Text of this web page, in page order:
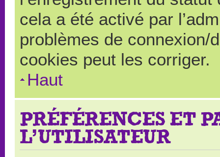
cela a été activé par
problèmes de connexion/
cookies peut les corriger.
Haut
PRÉFÉRENCES ET
L’UTILISATEUR